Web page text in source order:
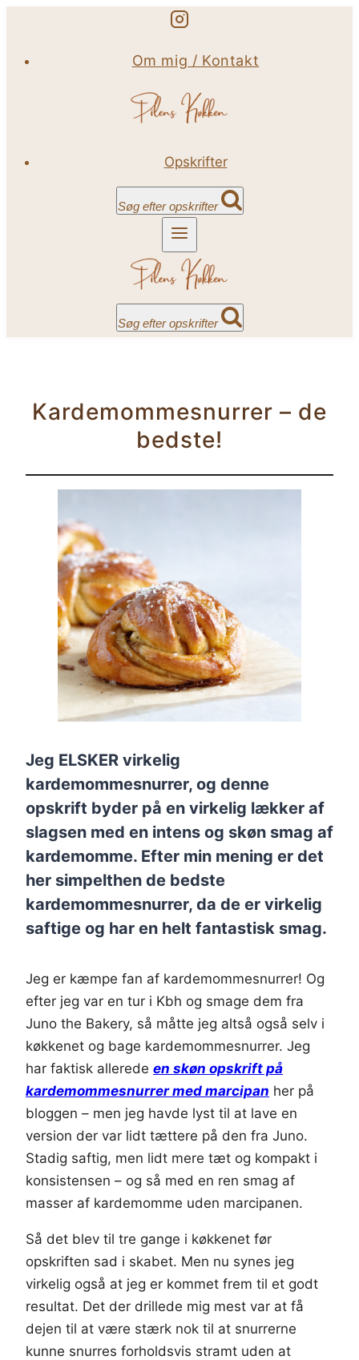
indhold
Om mig / Kontakt
Opskrifter
Søg efter opskrifter
Søg efter opskrifter
Kardemommesnurrer – de
bedste!
Jeg ELSKER virkelig
kardemommesnurrer, og denne
opskrift byder på en virkelig lækker af
slagsen med en intens og skøn smag af
kardemomme. Efter min mening er det
her simpelthen de bedste
kardemommesnurrer, da de er virkelig
saftige og har en helt fantastisk smag.
Jeg er kæmpe fan af kardemommesnurrer! Og
efter jeg var en tur i Kbh og smage dem fra
Juno the Bakery, så måtte jeg altså også selv i
køkkenet og bage kardemommesnurrer. Jeg
har faktisk allerede en skøn opskrift på
kardemommesnurrer med marcipan her på
bloggen – men jeg havde lyst til at lave en
version der var lidt tættere på den fra Juno.
Stadig saftig, men lidt mere tæt og kompakt i
konsistensen – og så med en ren smag af
masser af kardemomme uden marcipanen.
Så det blev til tre gange i køkkenet før
opskriften sad i skabet. Men nu synes jeg
virkelig også at jeg er kommet frem til et godt
resultat. Det der drillede mig mest var at få
dejen til at være stærk nok til at snurrerne
kunne snurres forholdsvis stramt uden at